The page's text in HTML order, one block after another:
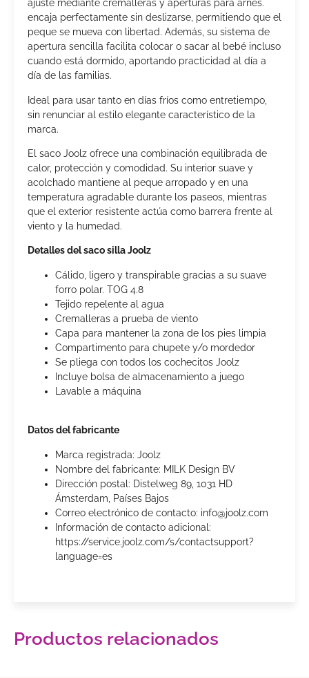
ajuste mediante cremalleras y aperturas para arnés.
encaja perfectamente sin deslizarse, permitiendo que el
peque se mueva con libertad. Además, su sistema de
apertura sencilla facilita colocar o sacar al bebé incluso
cuando está dormido, aportando practicidad al día a
día de las familias.
Ideal para usar tanto en días fríos como entretiempo,
sin renunciar al estilo elegante característico de la
marca.
El saco Joolz ofrece una combinación equilibrada de
calor, protección y comodidad. Su interior suave y
acolchado mantiene al peque arropado y en una
temperatura agradable durante los paseos, mientras
que el exterior resistente actúa como barrera frente al
viento y la humedad.
Detalles del saco silla Joolz
Cálido, ligero y transpirable gracias a su suave
forro polar. TOG 4.8
Tejido repelente al agua
Cremalleras a prueba de viento
Capa para mantener la zona de los pies limpia
Compartimento para chupete y/o mordedor
Se pliega con todos los cochecitos Joolz
Incluye bolsa de almacenamiento a juego
Lavable a máquina
Datos del fabricante
Marca registrada: Joolz
Nombre del fabricante: MILK Design BV
Dirección postal: Distelweg 89, 1031 HD
Ámsterdam, Países Bajos
Correo electrónico de contacto: info@joolz.com
Información de contacto adicional:
https://service.joolz.com/s/contactsupport?
language=es
Productos relacionados